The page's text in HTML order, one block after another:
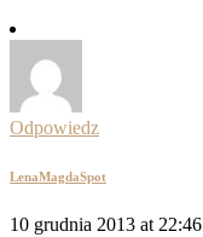
Odpowiedz
LenaMagdaSpot
10 grudnia 2013 at 22:46